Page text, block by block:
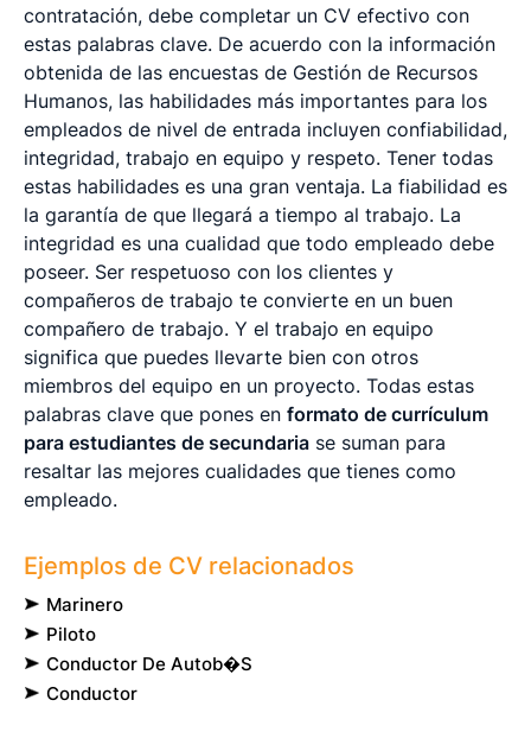
contratación, debe completar un CV efectivo con
estas palabras clave. De acuerdo con la información
obtenida de las encuestas de Gestión de Recursos
Humanos, las habilidades más importantes para los
empleados de nivel de entrada incluyen confiabilidad,
integridad, trabajo en equipo y respeto. Tener todas
estas habilidades es una gran ventaja. La fiabilidad es
la garantía de que llegará a tiempo al trabajo. La
integridad es una cualidad que todo empleado debe
poseer. Ser respetuoso con los clientes y
compañeros de trabajo te convierte en un buen
compañero de trabajo. Y el trabajo en equipo
significa que puedes llevarte bien con otros
miembros del equipo en un proyecto. Todas estas
palabras clave que pones en formato de currículum
para estudiantes de secundaria se suman para
resaltar las mejores cualidades que tienes como
empleado.
Ejemplos de CV relacionados
Marinero
Piloto
Conductor De Autob�s
Conductor